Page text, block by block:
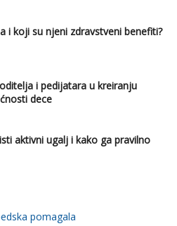
i koji su njeni zdravstveni benefiti?
i pedijatara u kreiranju
dece
aktivni ugalj i kako ga pravilno